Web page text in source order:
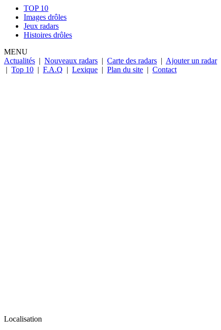
TOP 10
Images drôles
Jeux radars
Histoires drôles
MENU
Actualités | Nouveaux radars | Carte des radars | Ajouter un radar
| Top 10 | F.A.Q | Lexique | Plan du site | Contact
Localisation